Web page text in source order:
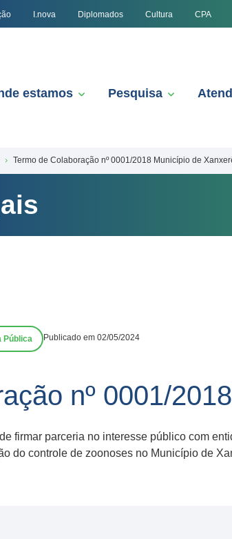
I.nova Diplomados Cultura CPA
estamos Pesquisa
Termo de Colaboração nº 0001/2018 Município de
Pública Publicado em 02/05/2024
nº 0001/
firmar parceria no interesse público com
do controle de zoonoses no Município de